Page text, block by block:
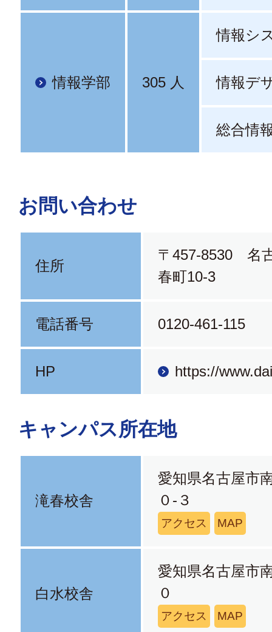
情報学部 305 人
情報シ
情報デ
総合情
お問い合わせ
住所
〒457-8530 名
春町10-3
電話番号 0120-461-115
HP https://
キャンパス所在地
滝春校舎
愛知県名古屋市
０-３
アクセス MAP
白水校舎
愛知県名古屋市
０
アクセス MAP